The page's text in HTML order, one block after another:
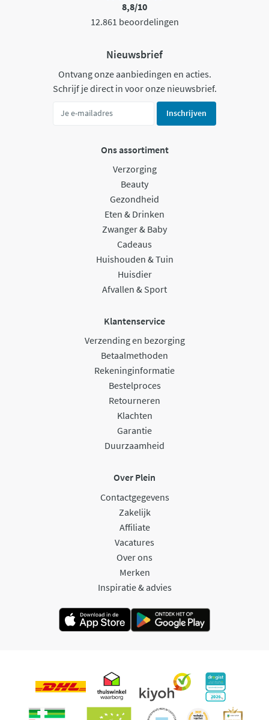
8,8/10
12.861 beoordelingen
Nieuwsbrief
Ontvang onze aanbiedingen en acties.
Schrijf je direct in voor onze nieuwsbrief.
Inschrijven
Ons assortiment
Verzorging
Beauty
Gezondheid
Eten & Drinken
Zwanger & Baby
Cadeaus
Huishouden & Tuin
Huisdier
Afvallen & Sport
Klantenservice
Verzending en bezorging
Betaalmethoden
Rekeninginformatie
Bestelproces
Retourneren
Klachten
Garantie
Duurzaamheid
Over Plein
Contactgegevens
Zakelijk
Affiliate
Vacatures
Over ons
Merken
Inspiratie & advies